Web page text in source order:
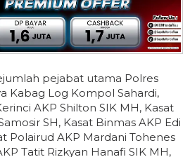
pejabat utama Polres
Kabag Log Kompol Sahardi,
AKP Shilton SIK MH, Kasat
SH, Kasat Binmas AKP Edi
Polairud AKP Mardani Tohenes
Tatit Rizkyan Hanafi SIK MH,